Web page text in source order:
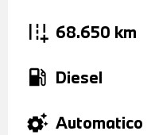
add_road 68.650 km
local_gas_station Diesel
settings_suggest Automatico